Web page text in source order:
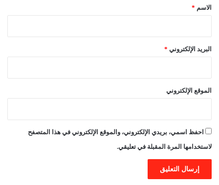
*الاسم *
البريد الإلكتروني *
الموقع الإلكتروني
احفظ اسمي، بريدي الإلكتروني، والموقع الإلكتروني في هذا المتصفح
لاستخدامها المرة المقبلة في تعليقي.